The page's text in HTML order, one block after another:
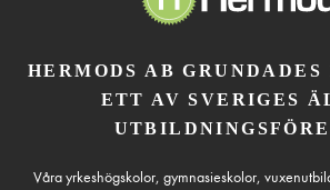
HERMODS AB GRUNDADES
ETT AV SVERIGES
Våra yrkeshögskolor, gymnasieskolor,